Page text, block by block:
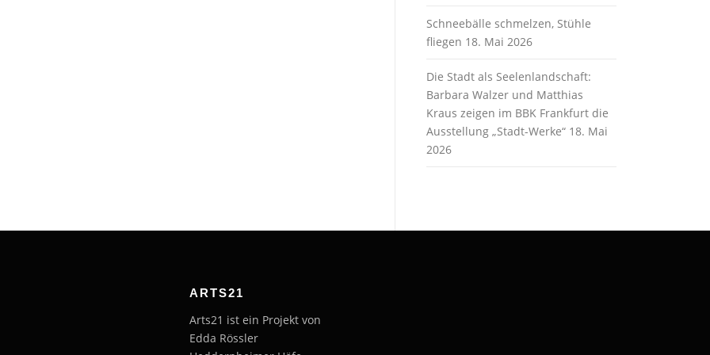
Schneebälle schmelzen, Stühle
fliegen 18. Mai 2026
Die Stadt als Seelenlandschaft:
Barbara Walzer und Matthias
Kraus zeigen im BBK Frankfurt die
Ausstellung „Stadt-Werke“ 18. Mai
2026
ARTS21
Arts21 ist ein Projekt von
Edda Rössler